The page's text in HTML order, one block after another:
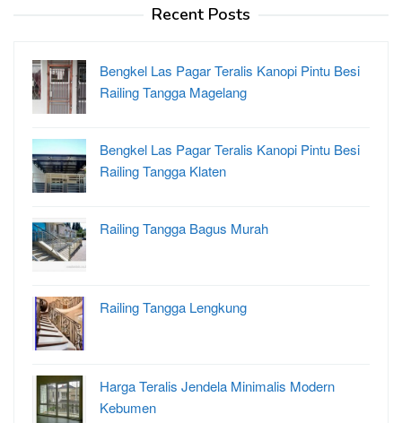
Recent Posts
Bengkel Las Pagar Teralis Kanopi Pintu Besi
Railing Tangga Magelang
Bengkel Las Pagar Teralis Kanopi Pintu Besi
Railing Tangga Klaten
Railing Tangga Bagus Murah
Railing Tangga Lengkung
Harga Teralis Jendela Minimalis Modern
Kebumen